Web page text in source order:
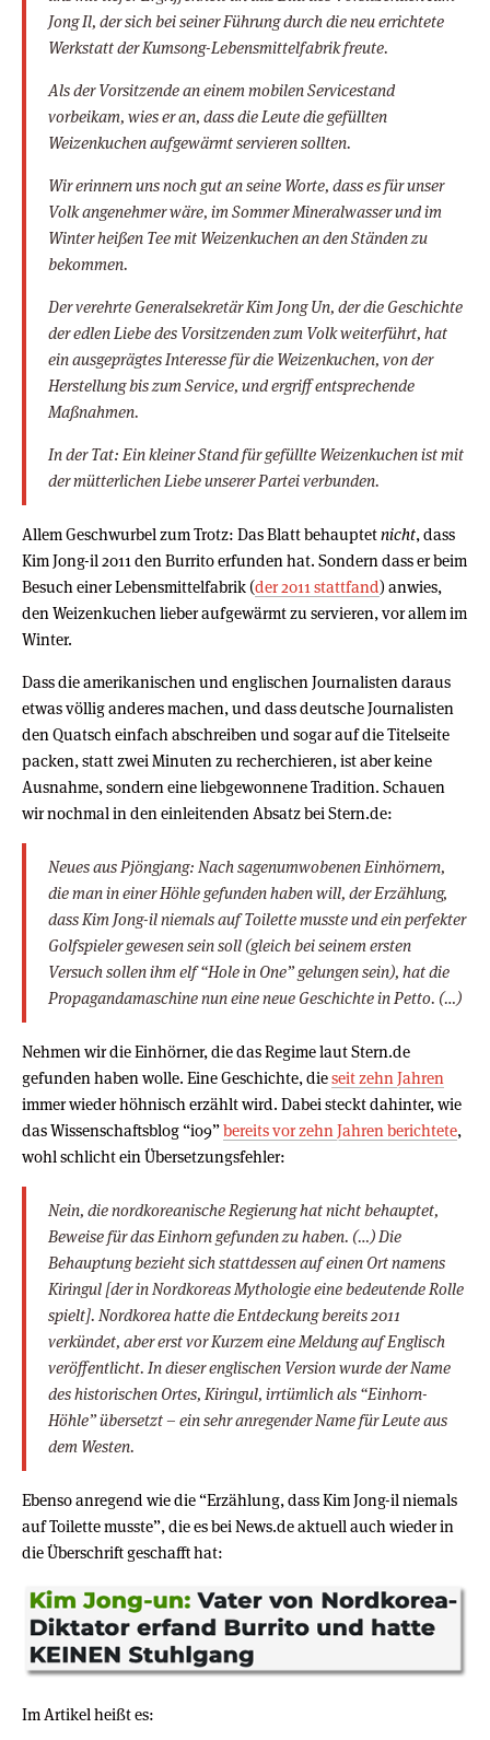
Jong Il, der sich bei seiner Führung durch die neu errichtete
Werkstatt der Kumsong-Lebensmittelfabrik freute.
Als der Vorsitzende an einem mobilen Servicestand
vorbeikam, wies er an, dass die Leute die gefüllten
Weizenkuchen aufgewärmt servieren sollten.
Wir erinnern uns noch gut an seine Worte, dass es für unser
Volk angenehmer wäre, im Sommer Mineralwasser und im
Winter heißen Tee mit Weizenkuchen an den Ständen zu
bekommen.
Der verehrte Generalsekretär Kim Jong Un, der die Geschichte
der edlen Liebe des Vorsitzenden zum Volk weiterführt, hat
ein ausgeprägtes Interesse für die Weizenkuchen, von der
Herstellung bis zum Service, und ergriff entsprechende
Maßnahmen.
In der Tat: Ein kleiner Stand für gefüllte Weizenkuchen ist mit
der mütterlichen Liebe unserer Partei verbunden.
Allem Geschwurbel zum Trotz: Das Blatt behauptetnicht, dass
Kim Jong-il 2011 den Burrito erfunden hat. Sondern dass er beim
Besuch einer Lebensmittelfabrik (der 2011 stattfand) anwies,
den Weizenkuchen lieber aufgewärmt zu servieren, vor allem im
Winter.
Dass die amerikanischen und englischen Journalisten daraus
etwas völlig anderes machen, und dass deutsche Journalisten
den Quatsch einfach abschreiben und sogar auf die Titelseite
packen, statt zwei Minuten zu recherchieren, ist aber keine
Ausnahme, sondern eine liebgewonnene Tradition. Schauen
wir nochmal in den einleitenden Absatz bei Stern.de:
Neues aus Pjöngjang: Nach sagenumwobenen Einhörnern,
die man in einer Höhle gefunden haben will, der Erzählung,
dass Kim Jong-il niemals auf Toilette musste und ein perfekter
Golfspieler gewesen sein soll (gleich bei seinem ersten
Versuch sollen ihm elf “Hole in One” gelungen sein), hat die
Propagandamaschine nun eine neue Geschichte in Petto. (…)
Nehmen wir die Einhörner, die das Regime laut Stern.de
gefunden haben wolle. Eine Geschichte, dieseit zehn Jahren
immer wieder höhnisch erzählt wird. Dabei steckt dahinter, wie
das Wissenschaftsblog “io9”bereits vor zehn Jahren berichtete,
wohl schlicht ein Übersetzungsfehler:
Nein, die nordkoreanische Regierung hat nicht behauptet,
Beweise für das Einhorn gefunden zu haben. (…) Die
Behauptung bezieht sich stattdessen auf einen Ort namens
Kiringul [der in Nordkoreas Mythologie eine bedeutende Rolle
spielt]. Nordkorea hatte die Entdeckung bereits 2011
verkündet, aber erst vor Kurzem eine Meldung auf Englisch
veröffentlicht. In dieser englischen Version wurde der Name
des historischen Ortes, Kiringul, irrtümlich als “Einhorn-
Höhle” übersetzt – ein sehr anregender Name für Leute aus
dem Westen.
Ebenso anregend wie die “Erzählung, dass Kim Jong-il niemals
auf Toilette musste”, die es bei News.de aktuell auch wieder in
die Überschrift geschafft hat:
Im Artikel heißt es: